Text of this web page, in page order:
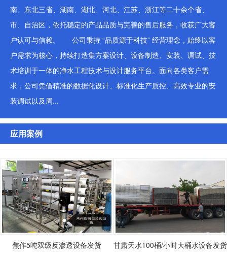
南、东北三省、湖南、湖北、河北、江苏、浙江等二十余个省、
市、自治区，依托稳定的产品品质与完善的售后服务，收获广大客
户认可与信赖。 公司秉持 “品质源于科技” 经营理念，始终以客
户需求为核心，持续打造集方案设计、设备制造、安装、调试、技
术培训于一体的净水工程技术与设计服务平台。面向各类客户需
求，公司凭借精准的数据化设计、标准化生产质控、高效专业的安
装调试以及周...
应用案例
焦作5吨双级反渗透设备发货 甘肃天水100桶/小时大桶水设备发货